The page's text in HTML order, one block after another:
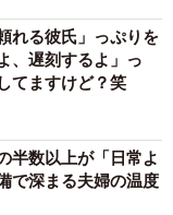
ども、課税額を踏
。
は、ガソリン車な
、これまでは購入
れる彼氏」っぷりを
、遅刻するよ」っ
てますけど？笑
半数以上が「日常よ
で深まる夫婦の温度